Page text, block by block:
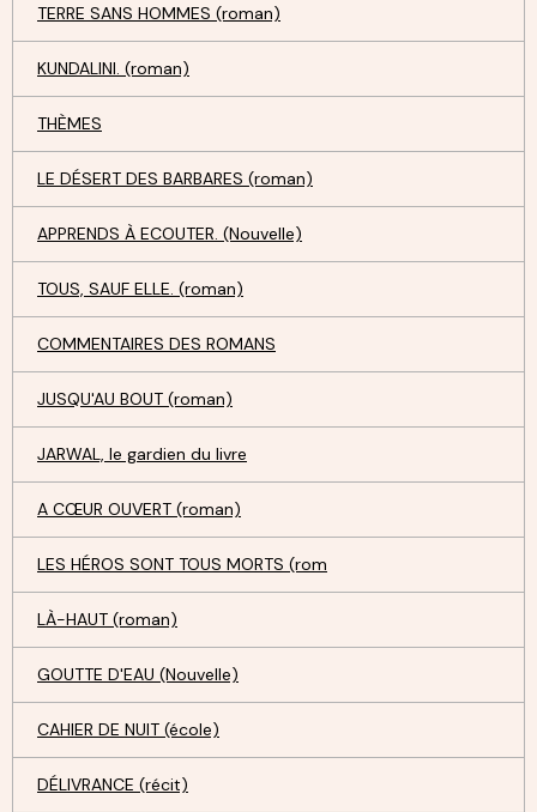
TERRE SANS HOMMES (roman)
KUNDALINI. (roman)
THÈMES
LE DÉSERT DES BARBARES (roman)
APPRENDS À ECOUTER. (Nouvelle)
TOUS, SAUF ELLE. (roman)
COMMENTAIRES DES ROMANS
JUSQU'AU BOUT (roman)
JARWAL, le gardien du livre
A CŒUR OUVERT (roman)
LES HÉROS SONT TOUS MORTS (rom
LÀ-HAUT (roman)
GOUTTE D'EAU (Nouvelle)
CAHIER DE NUIT (école)
DÉLIVRANCE (récit)